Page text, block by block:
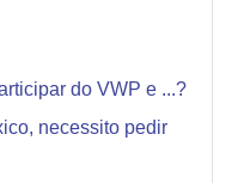
do VWP e ...?
necessito pedir